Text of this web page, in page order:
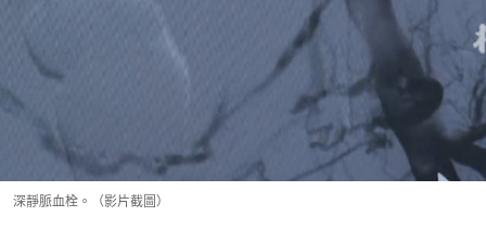
深靜脈血栓。（影片截圖）